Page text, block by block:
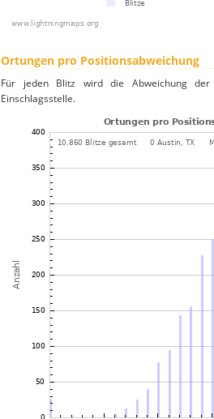
Ortungen pro Positionsabweichung
Für jeden Blitz wird die Abweichung
Einschlagsstelle.